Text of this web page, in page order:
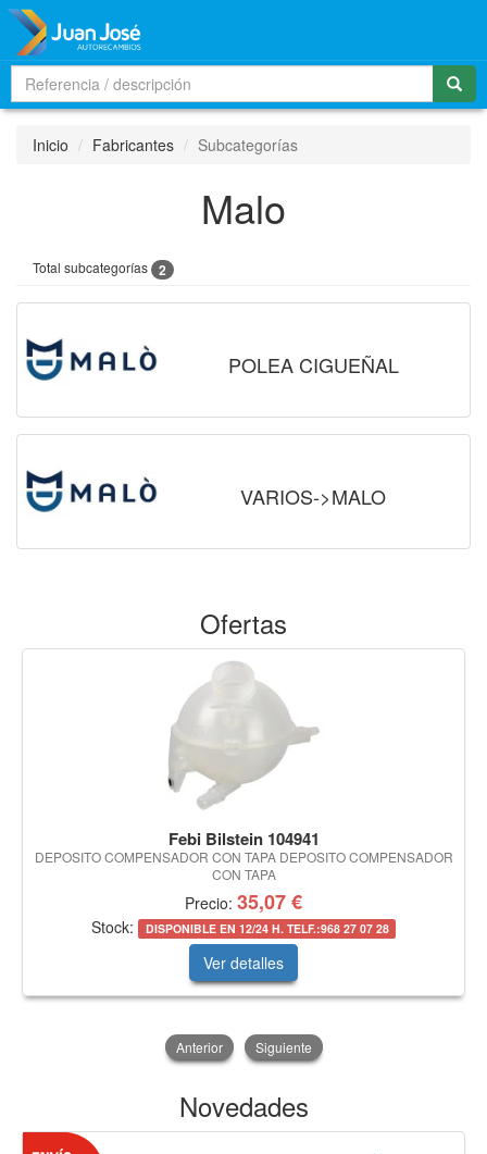
Inicio Fabricantes Subcategorías
Malo
Total subcategorías 2
POLEA CIGUEÑAL
VARIOS->MALO
Ofertas
Febi Bilstein 104941
DEPOSITO COMPENSADOR CON TAPA DEPOSITO COMPENSADOR
CON TAPA
Precio: 35,07 €
Stock: DISPONIBLE EN 12/24 H. TELF.:968 27 07 28
Ver detalles
Anterior Siguiente
Novedades